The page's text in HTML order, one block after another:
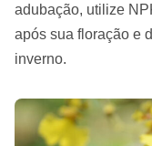
adubação, utilize
após sua floração e
inverno.